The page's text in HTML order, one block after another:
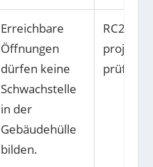
Erreichbare
Öffnungen
dürfen keine
Schwachstelle
in der
Gebäudehülle
bilden.
RC2
prüfen.